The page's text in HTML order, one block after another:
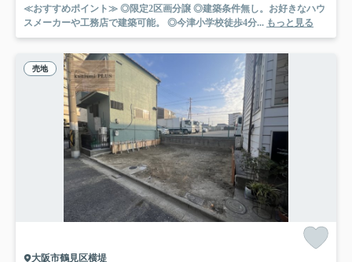
≪おすすめポイント≫ ◎限定2区画分譲 ◎建築条件無し。お好きなハウ
スメーカーや工務店で建築可能。 ◎今津小学校徒歩4分... もっと見る
売地
大阪市鶴見区横堤